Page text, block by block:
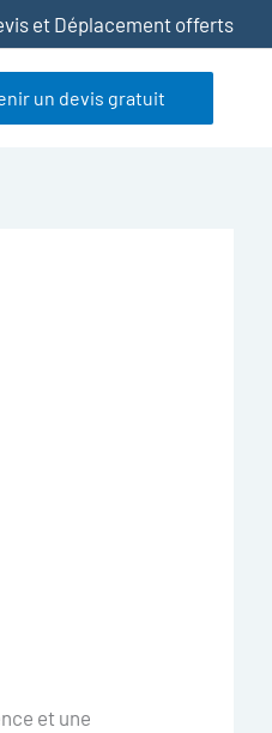
et Déplacement offerts
un devis gratuit
et une